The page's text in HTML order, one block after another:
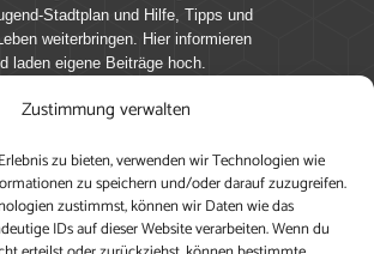
Zustimmung verwalten
zu bieten, verwenden wir Technologien wie
zu speichern und/oder darauf zuzugreifen.
zustimmst, können wir Daten wie das
IDs auf dieser Website verarbeiten. Wenn du
Stadtplan und Hilfe, Tipps und
weiterbringen. Hier informieren
laden eigene Beiträge hoch.
youpod.de!
Menschen wie dir. Sammel
teile deine Perspektive und
Beiträge auf youpod.de.Du musst
Funktionen nutzen zu können, ein